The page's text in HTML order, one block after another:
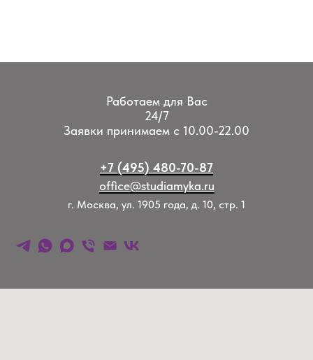
Работаем для Вас
24/7
Заявки принимаем с 10.00-22.00
+7 (495) 480-70-87
office@studiamyka.ru
г. Москва, ул. 1905 года, д. 10, стр. 1